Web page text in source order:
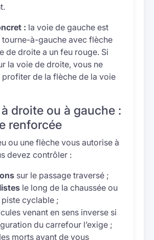
: la voie de gauche est
tourne-à-gauche avec flèche
de droite a un feu rouge. Si
la voie de droite, vous ne
de la flèche de la voie
droite ou à gauche :
renforcée
ou une flèche vous autorise à
devez contrôler :
sur le passage traversé ;
le long de la chaussée ou
piste cyclable ;
venant en sens inverse si
du carrefour l’exige ;
morts avant de vous